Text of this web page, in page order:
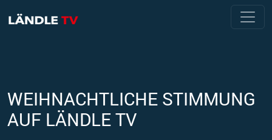
WEIHNACHTLICHE STIMMUNG
AUF LÄNDLE TV